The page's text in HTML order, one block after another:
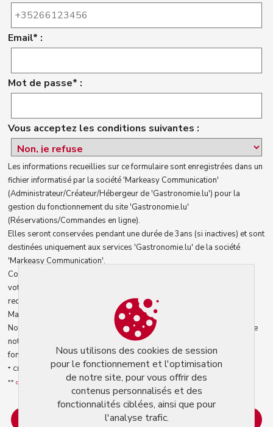
Email* :
Mot de passe* :
Vous acceptez les conditions suivantes :
Les informations recueillies sur ce formulaire sont enregistrées dans un
fichier informatisé par la société 'Markeasy Communication'
(Administrateur/Créateur/Hébergeur de 'Gastronomie.lu') pour la
gestion du fonctionnement du site 'Gastronomie.lu'
(Réservations/Commandes en ligne).
Elles seront conservées pendant une durée de 3ans (si inactives) et sont
destinées uniquement aux services 'Gastronomie.lu' de la société
'Markeasy Communication'.
Conformément à la loi informatique et libertés, vous pouvez exercer
votre droit d'accès aux données vous concernant et les faire
rectifier/détruire en contactant le service 'Gastronomie.lu' la société
Markeasy Communication : admin@gastronomie.lu. **
Nous utilisons des cookies pour le fonctionnement et l'optimisation de
notre site, pour vous offrir des contenus personnalisés et des
fonctionnalités ciblées, ainsi que pour l'analyse trafic.
* Champs obligatoires
**conditions générales d'utilisation.
Nous utilisons des cookies de session
pour le fonctionnement et l'optimisation
de notre site, pour vous offrir des
contenus personnalisés et des
fonctionnalités ciblées, ainsi que pour
l'analyse trafic.